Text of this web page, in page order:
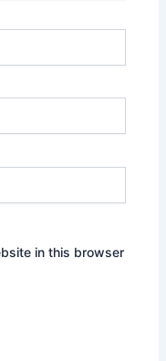
in this browser